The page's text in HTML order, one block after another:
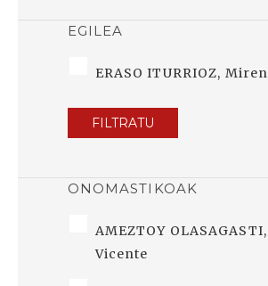
EGILEA
ERASO ITURRIOZ, Miren
FILTRATU
ONOMASTIKOAK
AMEZTOY OLASAGASTI,
Vicente